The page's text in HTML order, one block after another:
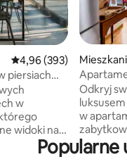
Średnia ocena: 4,96 na
4,96 (393)
piersiach
Duomo.
w
widoki na
został
a
Odkryj
w
Popularne